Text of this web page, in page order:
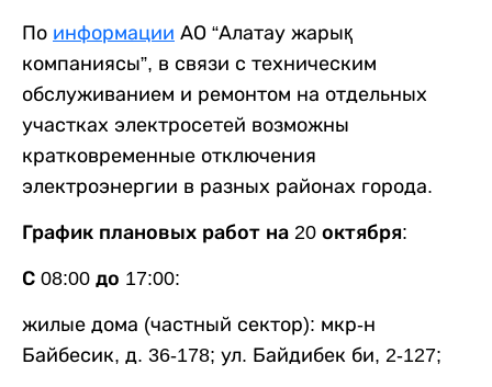
По информации АО “Алатау жарық
компаниясы”, в связи с техническим
обслуживанием и ремонтом на отдельных
участках электросетей возможны
кратковременные отключения
электроэнергии в разных районах города.
График плановых работ на 20 октября:
С 08:00 до 17:00:
жилые дома (частный сектор): мкр-н
Байбесик, д. 36-178; ул. Байдибек би, 2-127;